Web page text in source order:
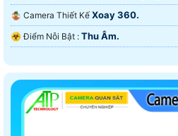
🤹 Camera Thiết Kế Xoay 360.
️☣️ Điểm Nỗi Bật : Thu Âm.